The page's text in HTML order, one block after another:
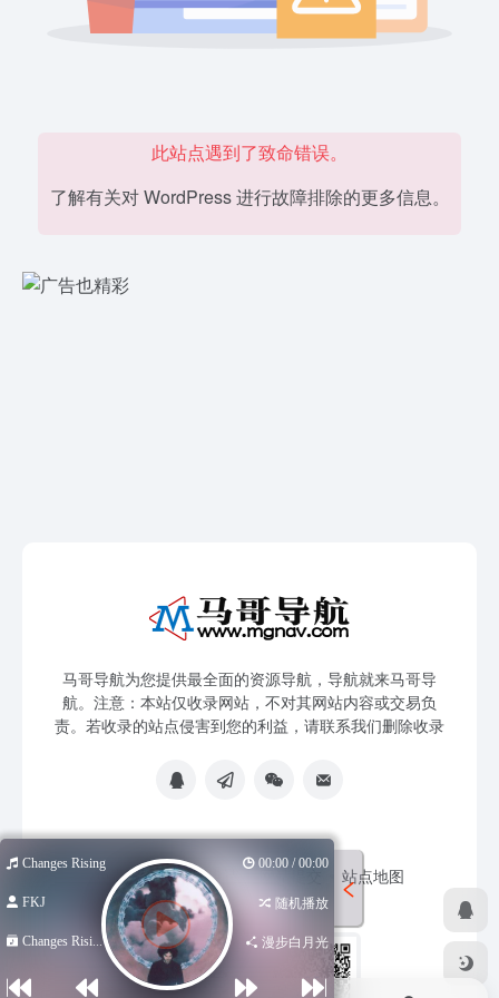
此站点遇到了致命错误。
了解有关对 WordPress 进行故障排除的更多信息。
马哥导航为您提供最全面的资源导航，导航就来马哥导
航。注意：本站仅收录网站，不对其网站内容或交易负
责。若收录的站点侵害到您的利益，请联系我们删除收录
免责声明 友链申请 网站提交 站点地图
Changes Rising 00:00 / 00:00
FKJ 随机播放
Changes Risi... 漫步白月光